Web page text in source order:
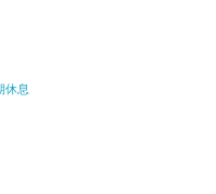
脏健康检查，香港国
$850及已完成的检
户。
购的计划，转让给第
断或治疗用途。
ESDlife及 香港国
。
休息